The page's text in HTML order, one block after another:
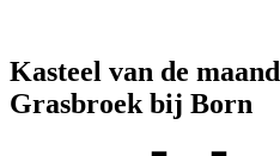
Kasteel van de
Grasbroek bij Born